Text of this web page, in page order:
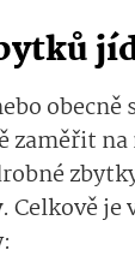
zaměřit
. Celkově